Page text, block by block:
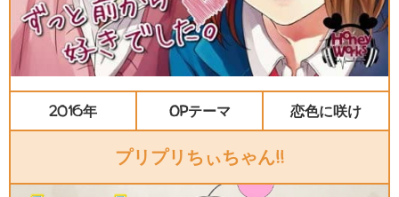
2016年 OPテーマ 恋色に咲け
プリプリちぃちゃん!!